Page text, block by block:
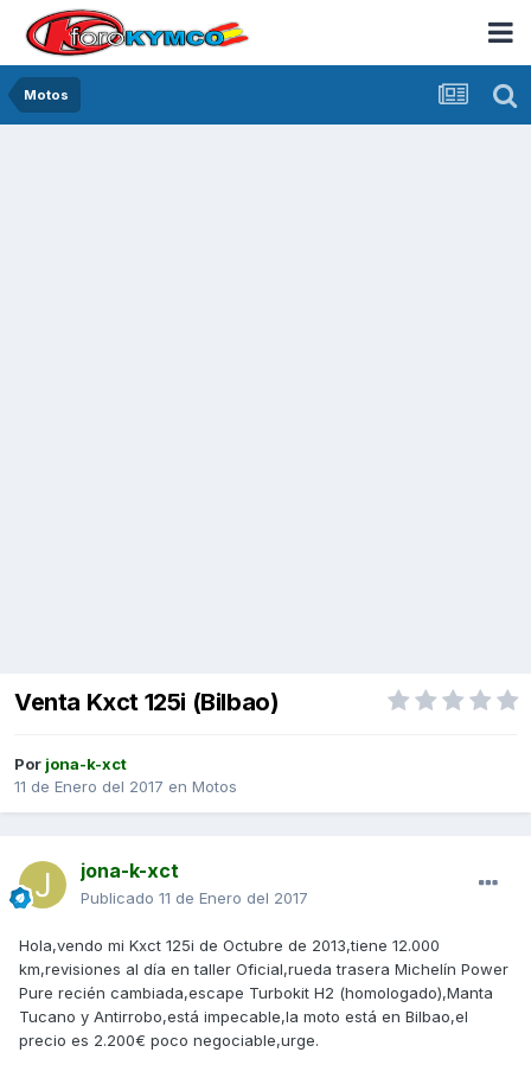
Motos
Venta Kxct 125i (Bilbao)
Por jona-k-xct
11 de Enero del 2017 en Motos
jona-k-xct
Publicado 11 de Enero del 2017
Hola,vendo mi Kxct 125i de Octubre de 2013,tiene 12.000
km,revisiones al día en taller Oficial,rueda trasera Michelín Power
Pure recién cambiada,escape Turbokit H2 (homologado),Manta
Tucano y Antirrobo,está impecable,la moto está en Bilbao,el
precio es 2.200€ poco negociable,urge.